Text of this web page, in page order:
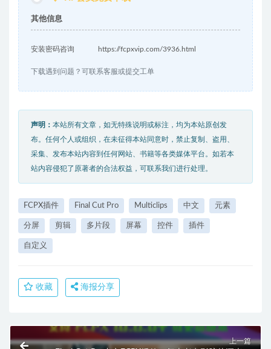
其他信息
安装密码咨询 https://fcpxvip.com/3936.html
下载遇到问题？可联系客服或提交工单
声明： 本站所有文章，如无特殊说明或标注，均为本站原创发
布。任何个人或组织，在未征得本站同意时，禁止复制、盗用、
采集、发布本站内容到任何网站、书籍等各类媒体平台。如若本
站内容侵犯了原著者的合法权益，可联系我们进行处理。
FCPX插件 Final Cut Pro Multiclips 中文 元素
分屏 剪辑 多片段 屏幕 控件 插件
自定义
收藏 海报分享
上一篇